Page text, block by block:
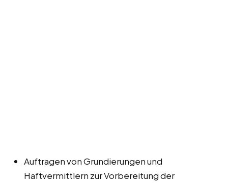
Auftragen von Grundierungen und
Haftvermittlern zur Vorbereitung der